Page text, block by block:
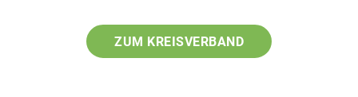
ZUM KREISVERBAND